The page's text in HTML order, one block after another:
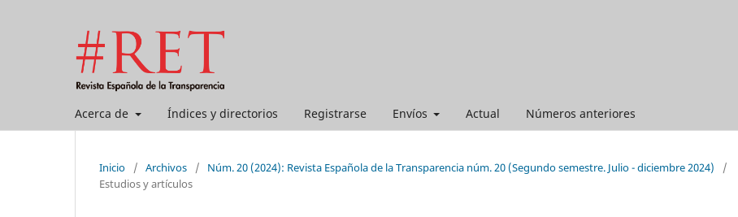
Acerca de Índices y directorios Registrarse Envíos Actual Números anteriores
Inicio / Archivos / Núm. 20 (2024): Revista Española de la Transparencia núm. 20 (Segundo semestre. Julio - diciembre 2024)
/
Estudios y artículos